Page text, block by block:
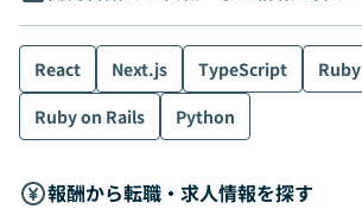
React Next.js TypeScript
Ruby
Ruby on Rails
Python
報酬から転職・求人情報を探す